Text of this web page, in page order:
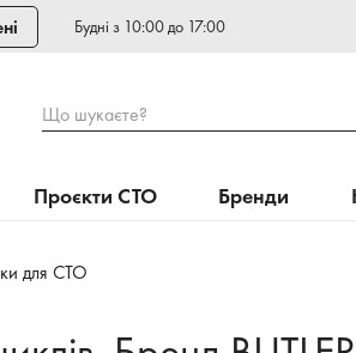
Будні з 10:00 до 17:00
Що шукаєте?
Проєкти СТО Бренди
для СТО